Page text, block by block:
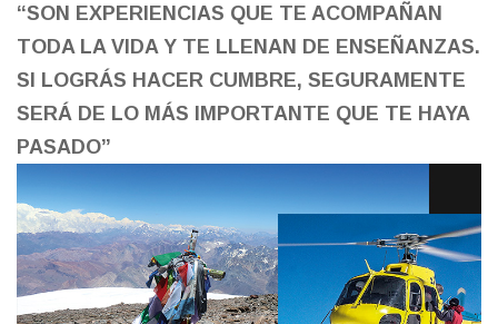
“SON EXPERIENCIAS QUE TE ACOMPAÑAN
TODA LA VIDA Y TE LLENAN DE ENSEÑANZAS.
SI LOGRÁS HACER CUMBRE, SEGURAMENTE
SERÁ DE LO MÁS IMPORTANTE QUE TE HAYA
PASADO”